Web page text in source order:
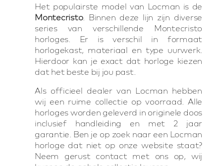
Het populairste model van Locman is de
Montecristo. Binnen deze lijn zijn diverse
series van verschillende Montecristo
horloges. Er is verschil in formaat
horlogekast, materiaal en type uurwerk.
Hierdoor kan je exact dat horloge kiezen
dat het beste bij jou past.
Als officieel dealer van Locman hebben
wij een ruime collectie op voorraad. Alle
horloges worden geleverd in originele doos
inclusief handleiding en met 2 jaar
garantie. Ben je op zoek naar een Locman
horloge dat niet op onze website staat?
Neem gerust contact met ons op, wij